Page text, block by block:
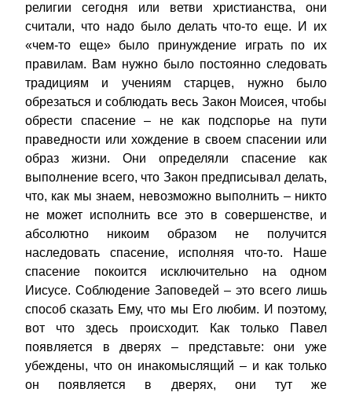
религии сегодня или ветви христианства, они
считали, что надо было делать что-то еще. И их
«чем-то еще» было принуждение играть по их
правилам. Вам нужно было постоянно следовать
традициям и учениям старцев, нужно было
обрезаться и соблюдать весь Закон Моисея, чтобы
обрести спасение – не как подспорье на пути
праведности или хождение в своем спасении или
образ жизни. Они определяли спасение как
выполнение всего, что Закон предписывал делать,
что, как мы знаем, невозможно выполнить – никто
не может исполнить все это в совершенстве, и
абсолютно никоим образом не получится
наследовать спасение, исполняя что-то. Наше
спасение покоится исключительно на одном
Иисусе. Соблюдение Заповедей – это всего лишь
способ сказать Ему, что мы Его любим. И поэтому,
вот что здесь происходит. Как только Павел
появляется в дверях – представьте: они уже
убеждены, что он инакомыслящий – и как только
он появляется в дверях, они тут же